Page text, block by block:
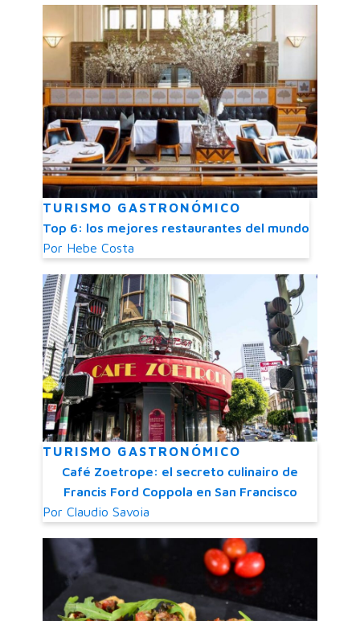
TURISMO GASTRONÓMICO
Top 6: los mejores restaurantes del mundo
Por Hebe Costa
TURISMO GASTRONÓMICO
Café Zoetrope: el secreto culinairo de
Francis Ford Coppola en San Francisco
Por Claudio Savoia